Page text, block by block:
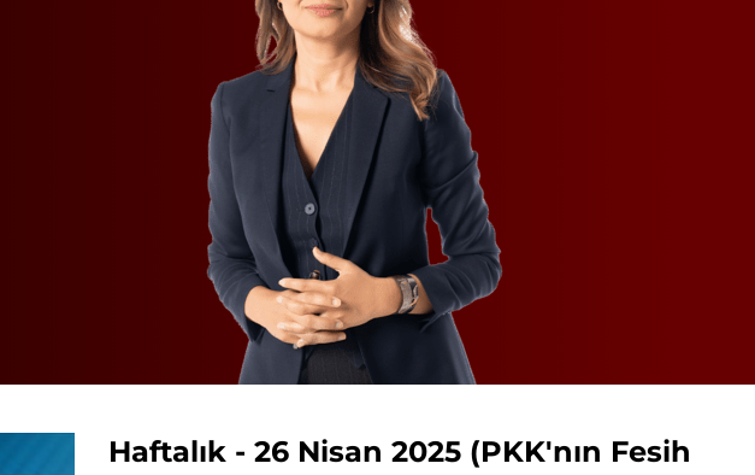
Haftalık - 26 Nisan 2025 (PKK'nın Fesih